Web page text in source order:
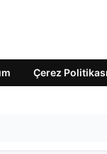
Çerez Politikası